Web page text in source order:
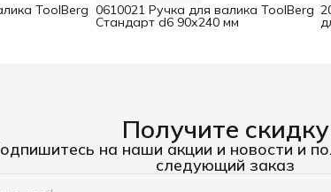
ToolBerg 0610021 Ручка для валика ToolBerg
Стандарт d6 90х240 мм
Получите скидку
на наши акции и новости и
следующий заказ